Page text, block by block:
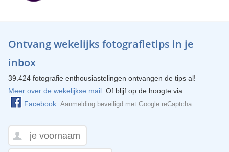
Ontvang wekelijks fotografietips in je
inbox
39.424 fotografie enthousiastelingen ontvangen de tips al!
Meer over de wekelijkse mail. Of blijf op de hoogte via
Facebook. Aanmelding beveiligd met Google reCaptcha.